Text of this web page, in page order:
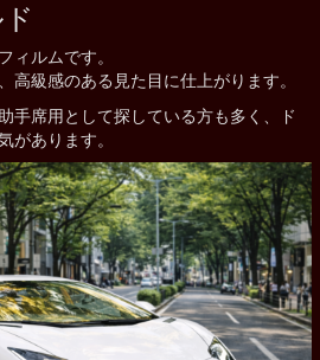
ィルムです。
高級感のある見た目に仕上がります。
手席用として探している方も多く、ド
があります。